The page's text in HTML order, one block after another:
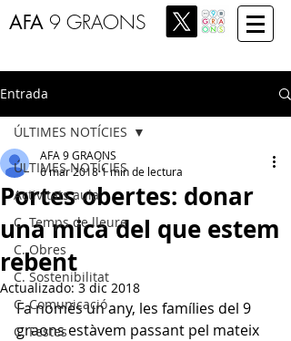
AFA 9 GRAONS
Entrada
ÚLTIMES NOTÍCIES
Activitats aula
C. Temps de lleure
C. Obres
C. Sostenibilitat
C. Comunicació
C. Festes
ÚLTIMES NOTÍCIES
Portes obertes: donar
una mica del que estem
rebent
AFA 9 GRAONS
6 mar 2018 1 min de lectura
Actualizado:3 dic 2018
Fa només un any, les famílies del 9
graons estàvem passant pel mateix